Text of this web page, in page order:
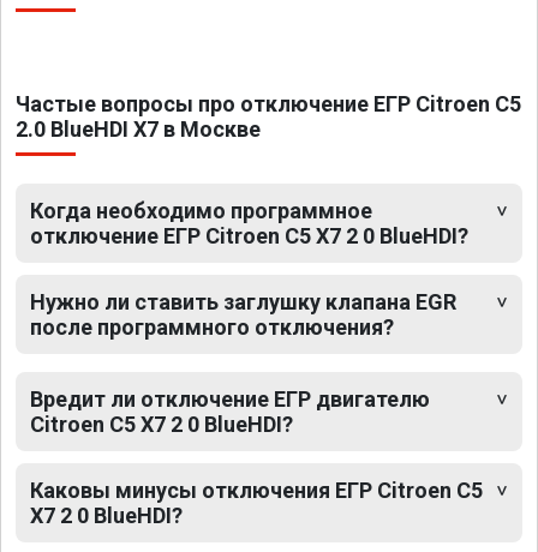
Частые вопросы про отключение ЕГР Citroen C5
2.0 BlueHDI X7 в Москве
Когда необходимо программное
отключение ЕГР Citroen C5 X7 2 0 BlueHDI?
Нужно ли ставить заглушку клапана EGR
после программного отключения?
Вредит ли отключение ЕГР двигателю
Citroen C5 X7 2 0 BlueHDI?
Каковы минусы отключения ЕГР Citroen C5
X7 2 0 BlueHDI?